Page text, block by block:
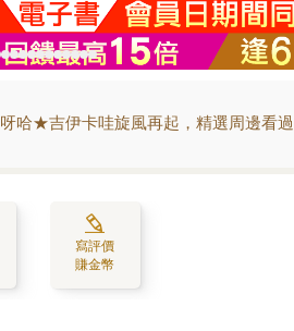
呀哈★吉伊卡哇旋風再起，精選周邊看
寫評價
賺金幣